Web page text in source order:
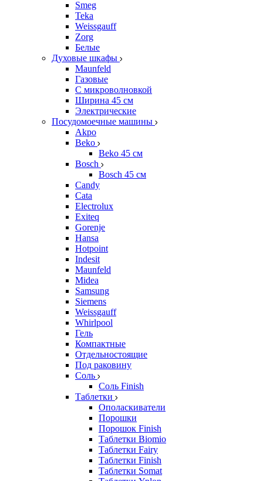
Smeg
Teka
Weissgauff
Zorg
Белые
Духовые шкафы
Maunfeld
Газовые
С микроволновкой
Ширина 45 см
Электрические
Посудомоечные машины
Akpo
Beko
Beko 45 см
Bosch
Bosch 45 см
Candy
Cata
Electrolux
Exiteq
Gorenje
Hansa
Hotpoint
Indesit
Maunfeld
Midea
Samsung
Siemens
Weissgauff
Whirlpool
Гель
Компактные
Отдельностоящие
Под раковину
Соль
Соль Finish
Таблетки
Ополаскиватели
Порошки
Порошок Finish
Таблетки Biomio
Таблетки Fairy
Таблетки Finish
Таблетки Somat